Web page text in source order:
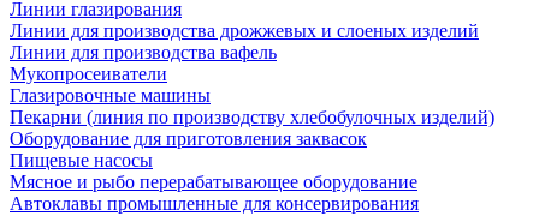
Линии глазирования
Линии для производства дрожжевых и слоеных изделий
Линии для производства вафель
Мукопросеиватели
Глазировочные машины
Пекарни (линия по производству хлебобулочных изделий)
Оборудование для приготовления заквасок
Пищевые насосы
Мясное и рыбо перерабатывающее оборудование
Автоклавы промышленные для консервирования